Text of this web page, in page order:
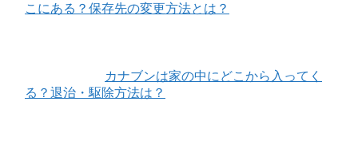
こにある？保存先の変更方法とは？
カナブンは家の中にどこから入ってく
る？退治・駆除方法は？